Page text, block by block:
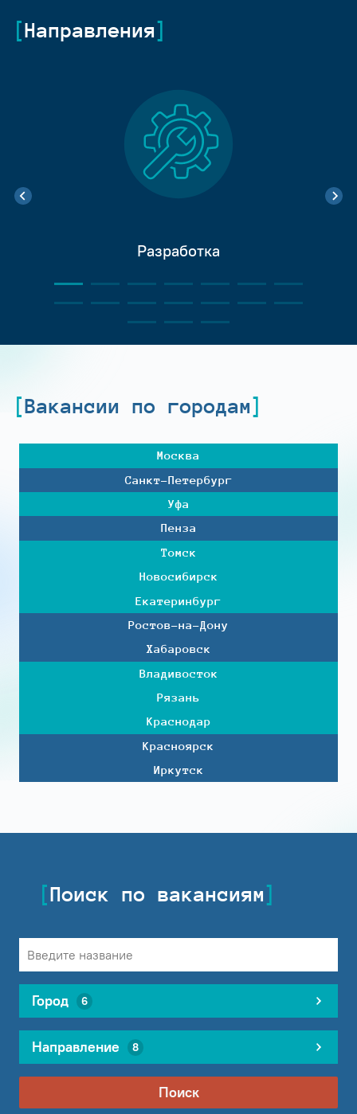
Направления
Разработка
Вакансии по городам
Москва
Санкт-Петербург
Уфа
Пенза
Томск
Новосибирск
Екатеринбург
Ростов-на-Дону
Хабаровск
Владивосток
Рязань
Краснодар
Красноярск
Иркутск
Поиск по вакансиям
Город 6
Направление 8
Поиск